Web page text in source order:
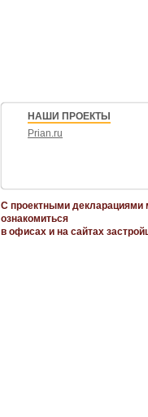
НАШИ ПРОЕКТЫ
Prian.ru
С проектными декларациями
ознакомиться
в офисах и на сайтах